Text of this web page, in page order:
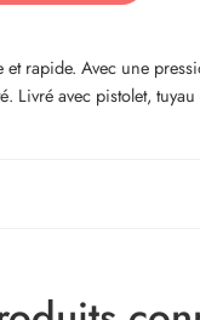
rapide. Avec une
Livré avec pistolet,